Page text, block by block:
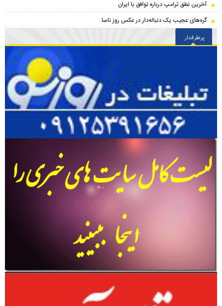
آخرین نطق ترامپ درباره توافق با ایران
گره‌های عجیب یک دنباله‌دار در عکس روز ناسا
پرطرفدار